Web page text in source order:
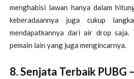
menghabisi lawan hanya dalam
keberadaannya juga cukup
mendapatkannya dari air drop saja.
pemain lain yang juga mengincarnya.
8. Senjata Terbaik PUBG